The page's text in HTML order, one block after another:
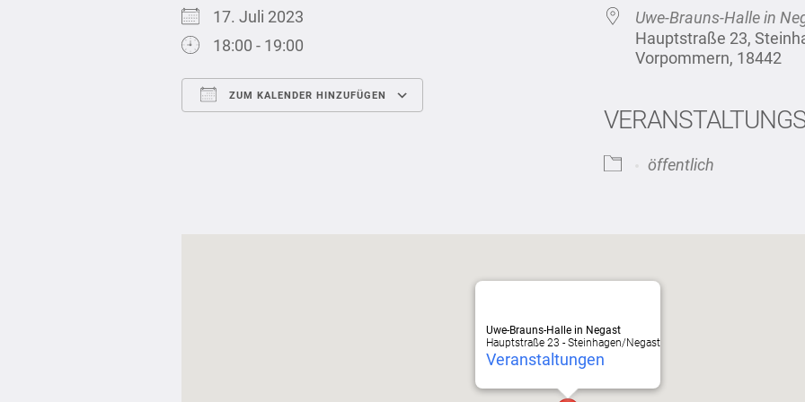
17. Juli 2023
18:00 - 19:00
ZUM KALENDER HINZUFÜGEN
iCalendar
Uwe-Brauns-Halle in
Hauptstraße 23,
Vorpommern, 18442
öffentlich
Uwe-Brauns-Halle in Negast
Hauptstraße 23 - Steinhagen/Negast
Veranstaltungen